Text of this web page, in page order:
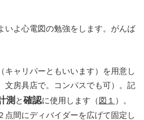
いよ心電図の勉強をします。がんば
キャリパーともいいます）を用意し
文房具店で。コンパスでも可）。記
測 と確認に使用します（ 図１ ）。
点間にディバイダーを広げて固定し